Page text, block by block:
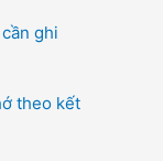
ghi
theo kết